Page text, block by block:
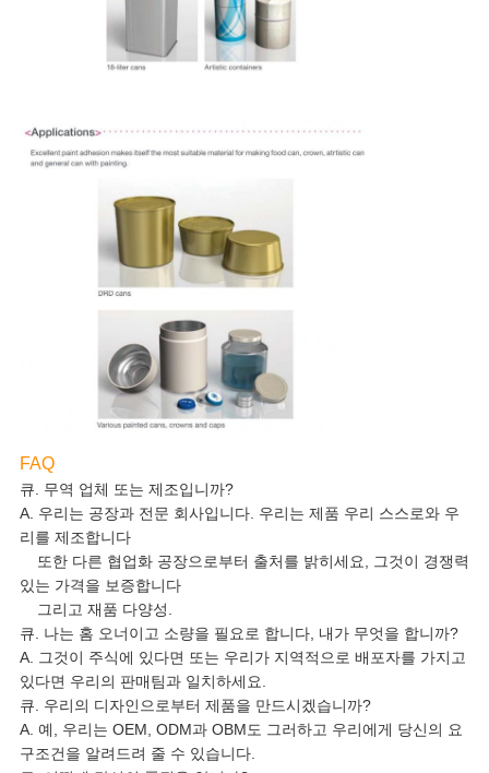
FAQ
큐. 무역 업체 또는 제조입니까?
A. 우리는 공장과 전문 회사입니다. 우리는 제품 우리 스스로와 우
리를 제조합니다
또한 다른 협업화 공장으로부터 출처를 밝히세요, 그것이 경쟁력
있는 가격을 보증합니다
그리고 재품 다양성.
큐. 나는 홈 오너이고 소량을 필요로 합니다, 내가 무엇을 합니까?
A. 그것이 주식에 있다면 또는 우리가 지역적으로 배포자를 가지고
있다면 우리의 판매팀과 일치하세요.
큐. 우리의 디자인으로부터 제품을 만드시겠습니까?
A. 예, 우리는 OEM, ODM과 OBM도 그러하고 우리에게 당신의 요
구조건을 알려드려 줄 수 있습니다.